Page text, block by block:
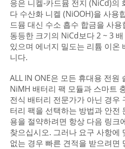
응은 니켈-카드뮴 전지 (NiCd)의
다 수산화 니켈 (NiOOH)을 사용
드뮴 대신 수소 흡수 합금을 사
동등한 크기의 NiCd보다 2 ~ 3
있으며 에너지 밀도는 리튬 이온
니다.
ALL IN ONE은 모든 휴대용 전원
NiMH 배터리 팩 모듈과 스마트
전식 배터리 전문가가 아닌 경우
터리 팩을 선택하는 방법과 안전
용을 절약하려면 항상 다음 링크
찾으십시오. 그러나 요구 사항에
없는 경우 빠른 견적을 받으려면